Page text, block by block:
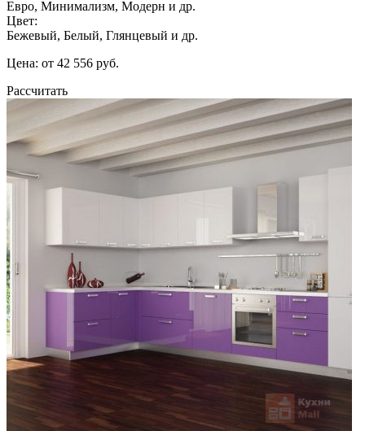
Евро, Минимализм, Модерн и др.
Цвет:
Бежевый, Белый, Глянцевый и др.
Цена: от 42 556 руб.
Рассчитать